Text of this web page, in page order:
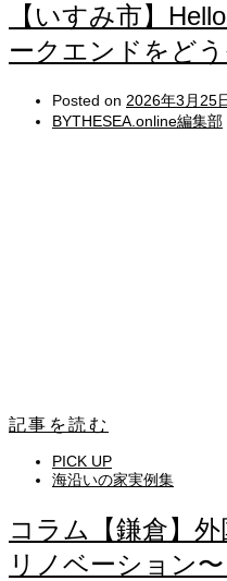
【いすみ市】
ークエンドをどう
Posted on 2026年3月25
BYTHESEA.online編集部
記事を読む
PICK UP
海沿いの家実例集
コラム【鎌倉】
リノベーション